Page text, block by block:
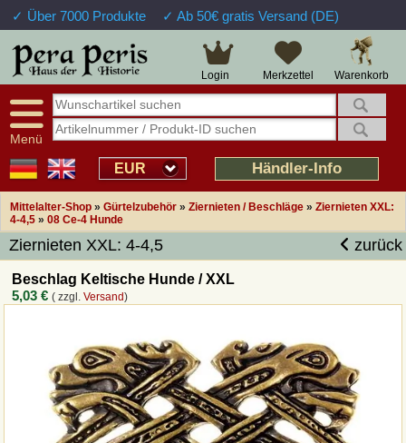
✓ Über 7000 Produkte ✓ Ab 50€ gratis Versand (DE)
Warenkorb
Merkzettel
Login
Menü
EUR Händler-Info
Mittelalter-Shop » Gürtelzubehör » Ziernieten / Beschläge » Ziernieten XXL:
4-4,5 » 08 Ce-4 Hunde
Ziernieten XXL: 4-4,5 zurück
Beschlag Keltische Hunde / XXL
5,03 € ( zzgl.Versand)
Große Auswahl
Verfügbarkeitsanzeige
Sendungsverfolgung
Intelligente Navigation
Freundlicher Service
14 Tage Widerrufsrecht
Über 25 Jahre Erfahrung
Schnelle Rücküberweisung
Kulant bei Retouren
Prof. Auftragsabwicklung
Übersicht Mittelalter-Produkte
Impressum
Widerrufsfunktion
Rückruf-Service
Zahlungsweisen